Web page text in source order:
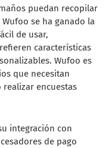
puedan recopilar
se ha ganado la
de usar,
características
Wufoo es
que necesitan
realizar encuestas
integración con
de pago